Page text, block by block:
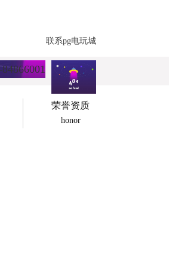
联系pg电玩城
荣誉资质
honor